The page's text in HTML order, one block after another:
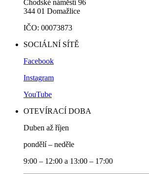
Chodské náměstí 96
344 01 Domažlice
IČO: 00073873
SOCIÁLNÍ SÍTĚ
Facebook
Instagram
YouTube
OTEVÍRACÍ DOBA
Duben až říjen
pondělí – neděle
9:00 – 12:00 a 13:00 – 17:00